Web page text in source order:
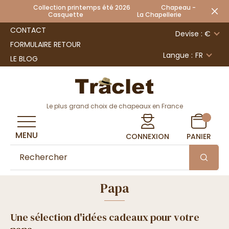
Collection printemps été 2026 Chapeau -
Casquette La Chapellerie
CONTACT
FORMULAIRE RETOUR
LE BLOG
Devise : €
Langue : FR
Le plus grand choix de chapeaux en France
CONNEXION PANIER
MENU
Papa
Une sélection d'idées cadeaux pour votre